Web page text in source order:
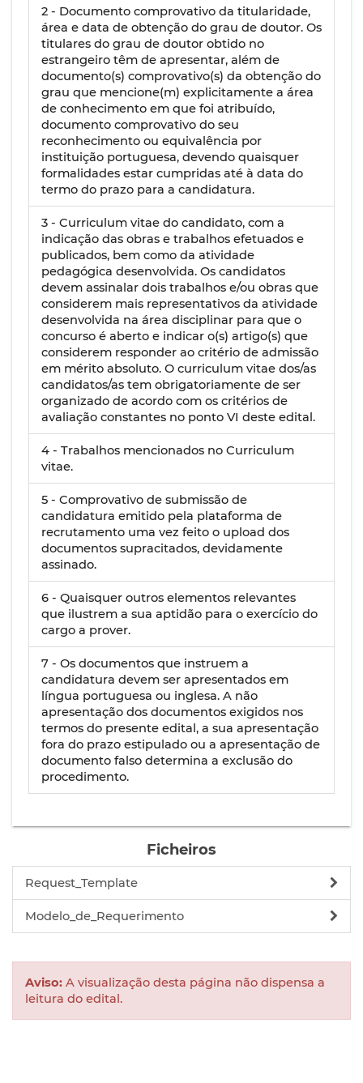
2 - Documento comprovativo da titularidade,
área e data de obtenção do grau de doutor. Os
titulares do grau de doutor obtido no
estrangeiro têm de apresentar, além de
documento(s) comprovativo(s) da obtenção do
grau que mencione(m) explicitamente a área
de conhecimento em que foi atribuído,
documento comprovativo do seu
reconhecimento ou equivalência por
instituição portuguesa, devendo quaisquer
formalidades estar cumpridas até à data do
termo do prazo para a candidatura.
3 - Curriculum vitae do candidato, com a
indicação das obras e trabalhos efetuados e
publicados, bem como da atividade
pedagógica desenvolvida. Os candidatos
devem assinalar dois trabalhos e/ou obras que
considerem mais representativos da atividade
desenvolvida na área disciplinar para que o
concurso é aberto e indicar o(s) artigo(s) que
considerem responder ao critério de admissão
em mérito absoluto. O curriculum vitae dos/as
candidatos/as tem obrigatoriamente de ser
organizado de acordo com os critérios de
avaliação constantes no ponto VI deste edital.
4 - Trabalhos mencionados no Curriculum
vitae.
5 - Comprovativo de submissão de
candidatura emitido pela plataforma de
recrutamento uma vez feito o upload dos
documentos supracitados, devidamente
assinado.
6 - Quaisquer outros elementos relevantes
que ilustrem a sua aptidão para o exercício do
cargo a prover.
7 - Os documentos que instruem a
candidatura devem ser apresentados em
língua portuguesa ou inglesa. A não
apresentação dos documentos exigidos nos
termos do presente edital, a sua apresentação
fora do prazo estipulado ou a apresentação de
documento falso determina a exclusão do
procedimento.
Ficheiros
Request_Template
Modelo_de_Requerimento
Aviso: A visualização desta página não dispensa a
leitura do edital.